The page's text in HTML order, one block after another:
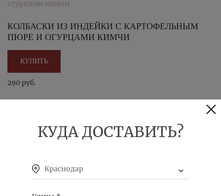
КУДА ДОСТАВИТЬ?
Краснодар
КОЛБАСКИ ИЗ ИНДЕЙКИ С КАРТОФЕЛЬНЫМ
ПЮРЕ И ОГУРЦАМИ КИМЧИ
КУПИТЬ
290 руб.
СЫРНЫЙ КРЕМ-СУП С КОПЧЕНОЙ КУРИЦЕЙ
КУПИТЬ